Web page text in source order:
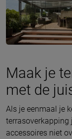
Maak je
met de
Als je eenmaal je
terrasoverkapping
accessoires niet